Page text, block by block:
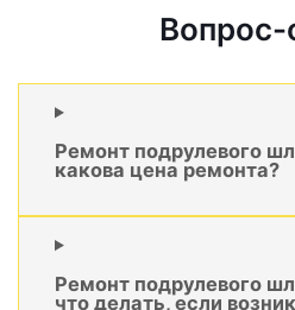
Вопрос-
Ремонт подрулевого
какова цена ремонта?
Ремонт подрулевого
что делать, если